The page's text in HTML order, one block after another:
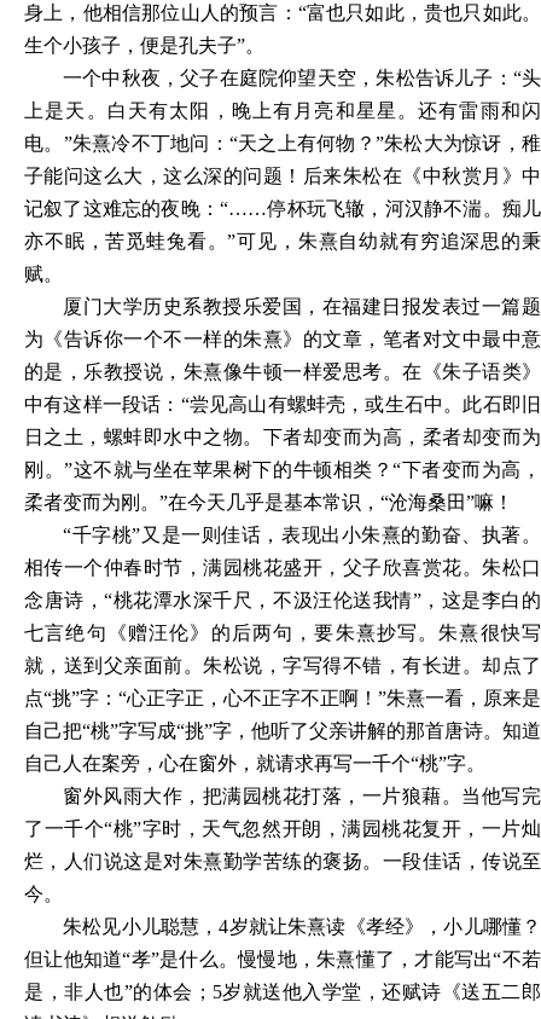
身上，他相信那位山人的预言：“富也只如此，贵也只如此。
生个小孩子，便是孔夫子”。
一个中秋夜，父子在庭院仰望天空，朱松告诉儿子： “头
上是天。白天有太阳，晚上有月亮和星星。还有雷雨和闪
电。”朱熹冷不丁地问：“天之上有何物？”朱松大为惊讶，稚
子能问这么大，这么深的问题！后来朱松在《中秋赏月》中
记叙了这难忘的夜晚：“……停杯玩飞辙，河汉静不湍。痴儿
亦不眠，苦觅蛙兔看。”可见，朱熹自幼就有穷追深思的秉
赋。
厦门大学历史系教授乐爱国，在福建日报发表过一篇题
为《告诉你一个不一样的朱熹》的文章，笔者对文中最中意
的是，乐教授说，朱熹像牛顿一样爱思考。在《朱子语类》
中有这样一段话： “尝见高山有螺蚌壳，或生石中。此石即旧
日之土，螺蚌即水中之物。下者却变而为高，柔者却变而为
刚。”这不就与坐在苹果树下的牛顿相类？“下者变而为高，
柔者变而为刚。”在今天几乎是基本常识，“沧海桑田”嘛！
“千字桃”又是一则佳话，表现出小朱熹的勤奋、执著。
相传一个仲春时节，满园桃花盛开，父子欣喜赏花。朱松口
念唐诗，“桃花潭水深千尺，不汲汪伦送我情”，这是李白的
七言绝句《赠汪伦》的后两句，要朱熹抄写。朱熹很快写
就，送到父亲面前。朱松说，字写得不错，有长进。却点了
点“挑”字：“心正字正，心不正字不正啊！”朱熹一看，原来是
自己把“桃”字写成“挑”字，他听了父亲讲解的那首唐诗。知道
自己人在案旁，心在窗外，就请求再写一千个“桃”字。
窗外风雨大作，把满园桃花打落，一片狼藉。当他写完
了一千个“桃”字时，天气忽然开朗，满园桃花复开，一片灿
烂，人们说这是对朱熹勤学苦练的褒扬。一段佳话，传说至
今。
朱松见小儿聪慧，4岁就让朱熹读《孝经》，小儿哪懂？
但让他知道“孝”是什么。慢慢地，朱熹懂了，才能写出“不若
是，非人也”的体会；5岁就送他入学堂，还赋诗《送五二郎